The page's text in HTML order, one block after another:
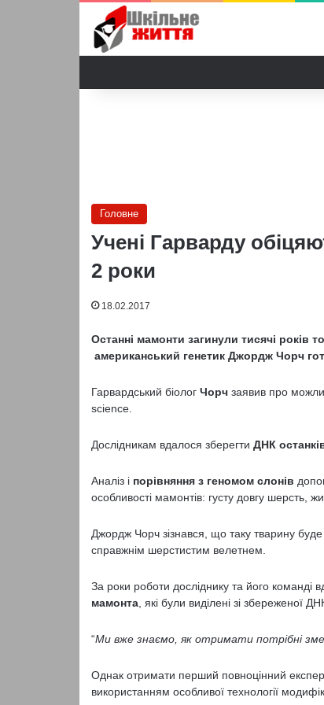
Головне
Учені Гарварду
2 роки
18.02.2017
Останні мамонти загинули тисячі років
американський генетик Джордж Чорч
Гарвардський біолог Чорчзаявив про
science.
Дослідникам вдалося зберегти ДНК
Аналіз і порівняння з геномом слонів
особливості мамонтів: густу довгу шерсть,
Джордж Чорч зізнався, що таку тварину буде
справжнім шерстистим велетнем.
За роки роботи досліднику та його команді
мамонта, які були виділені зі збереженої
“Ми вже знаємо, як отримати потрібні
Однак отримати перший повноцінний
використанням особливої технології